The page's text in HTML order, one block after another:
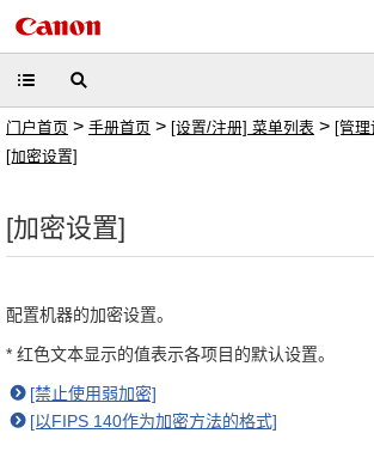
门户首页 > 手册首页 > [设置/注册] 菜单列表 > [管理
[加密设置]
[加密设置]
配置机器的加密设置。
* 红色文本显示的值表示各项目的默认设置。
[禁止使用弱加密]
[以FIPS 140作为加密方法的格式]